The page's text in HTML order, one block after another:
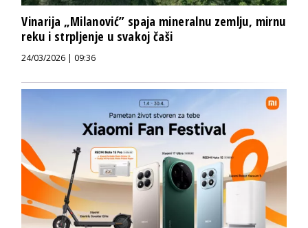
Vinarija „Milanović” spaja mineralnu zemlju, mirnu
reku i strpljenje u svakoj čaši
24/03/2026 | 09:36